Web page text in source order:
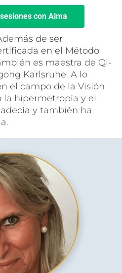
con Alma
de ser
en el Método
es maestra de Qi-
Karlsruhe. A lo
el campo de la Visión
hipermetropía y el
y también ha